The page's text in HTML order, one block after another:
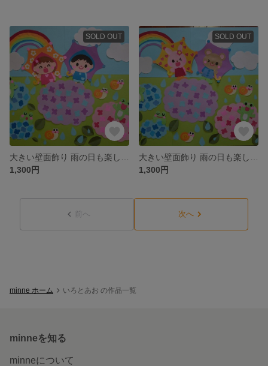
SOLD OUT
1,300円
SOLD OUT
1,300円
前へ 次へ
minne ホーム いろとあお の作品一覧
minneを知る
minneについて